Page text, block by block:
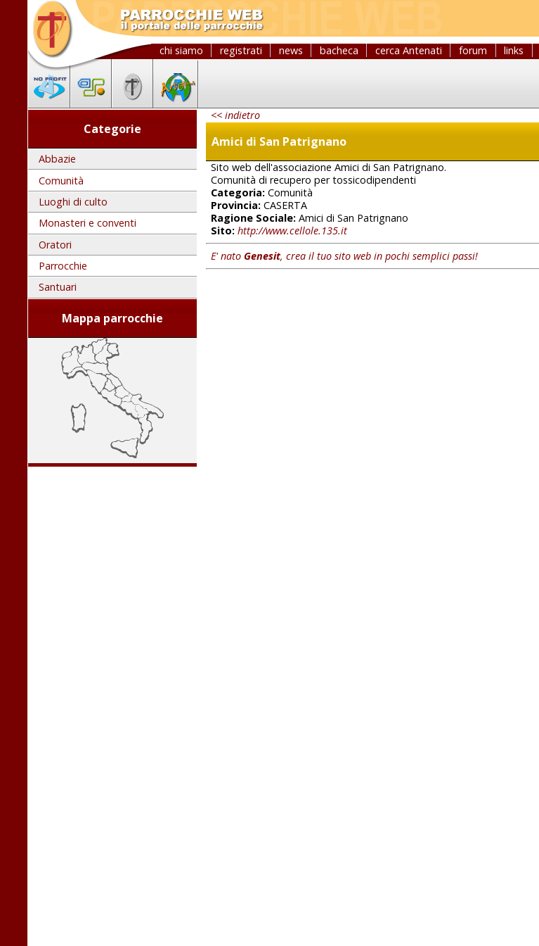
chi siamo registrati news bacheca cerca Antenati forum links
Categorie
Abbazie
Comunità
Luoghi di culto
Monasteri e conventi
Oratori
Parrocchie
Santuari
Mappa parrocchie
<< indietro
Amici di San Patrignano
Sito web dell'associazione Amici di San Patrignano.
Comunità di recupero per tossicodipendenti
Categoria: Comunità
Provincia: CASERTA
Ragione Sociale: Amici di San Patrignano
Sito: http://www.cellole.135.it
E' nato Genesit, crea il tuo sito web in pochi semplici passi!